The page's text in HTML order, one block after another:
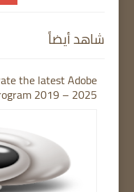
شاهد أيضاً
the latest Adobe
2019 – 2025